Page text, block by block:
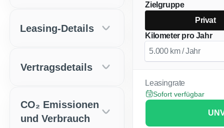
Zielgruppe
Privat
Kilometer pro Jahr
Leasingrate
Sofort verfügbar
Leasing-Details
Vertragsdetails
CO₂ Emissionen
und Verbrauch